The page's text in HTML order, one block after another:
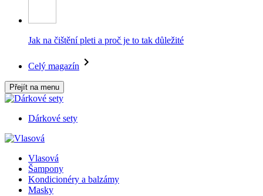
Jak na čištění pleti a proč je to tak důležité
Celý magazín
Přejít na menu
Dárkové sety
Vlasová
Šampony
Kondicionéry a balzámy
Masky